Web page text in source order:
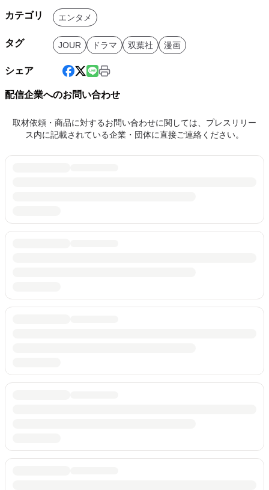
カテゴリ エンタメ
タグ JOUR ドラマ 双葉社 漫画
シェア
配信企業へのお問い合わせ
取材依頼・商品に対するお問い合わせに関しては、プレスリリー
ス内に記載されている企業・団体に直接ご連絡ください。